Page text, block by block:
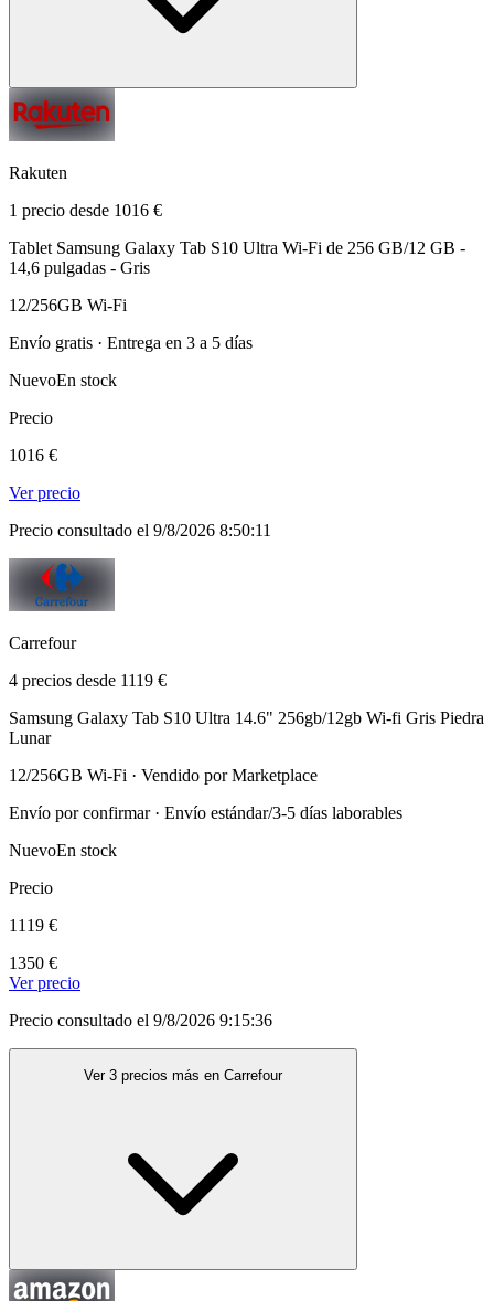
Rakuten
1 precio desde 1016 €
Tablet Samsung Galaxy Tab S10 Ultra Wi-Fi de 256 GB/12 GB -
14,6 pulgadas - Gris
12/256GB Wi-Fi
Envío gratis · Entrega en 3 a 5 días
NuevoEn stock
Precio
1016 €
Ver precio
Precio consultado el 9/8/2026 8:50:11
Carrefour
4 precios desde 1119 €
Samsung Galaxy Tab S10 Ultra 14.6" 256gb/12gb Wi-fi Gris Piedra
Lunar
12/256GB Wi-Fi · Vendido por Marketplace
Envío por confirmar · Envío estándar/3-5 días laborables
NuevoEn stock
Precio
1119 €
1350 €
Ver precio
Precio consultado el 9/8/2026 9:15:36
Ver 3 precios más en Carrefour